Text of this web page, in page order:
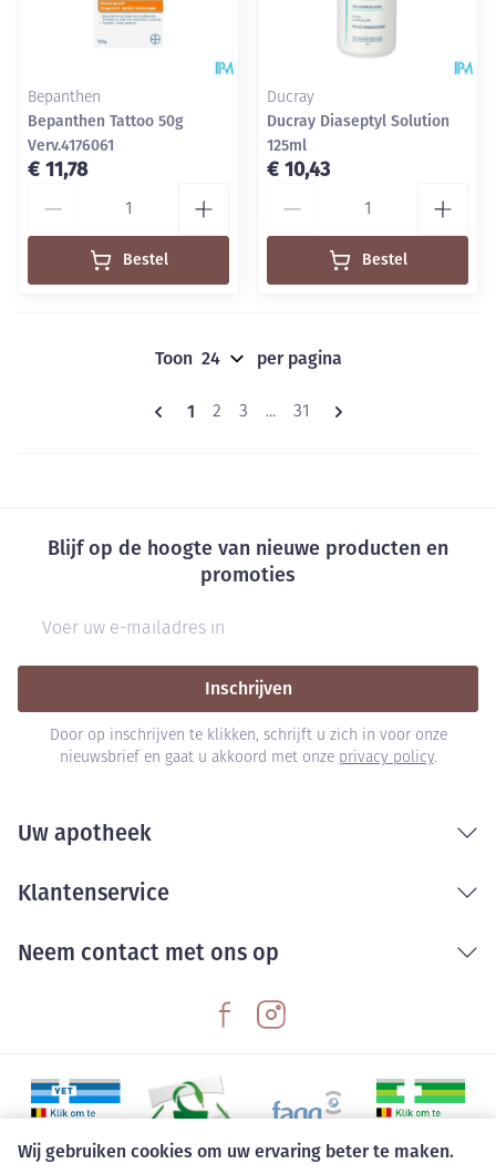
Wij gebruiken cookies om uw ervaring beter te maken.
Bepanthen
Bepanthen Tattoo 50g
Verv.4176061
€ 11,78
Bestel
Ducray
Ducray Diaseptyl Solution
125ml
€ 10,43
Bestel
Pagina's
U lees momenteel pagina
1 Pagina
2 Pagina
3 ... Pagina
31
Toon per pagina
Blijf op de hoogte van nieuwe producten en
promoties
Inschrijven
Door op inschrijven te klikken, schrijft u zich in voor onze
nieuwsbrief en gaat u akkoord met onze privacy policy.
Uw apotheek
Klantenservice
Neem contact met ons op